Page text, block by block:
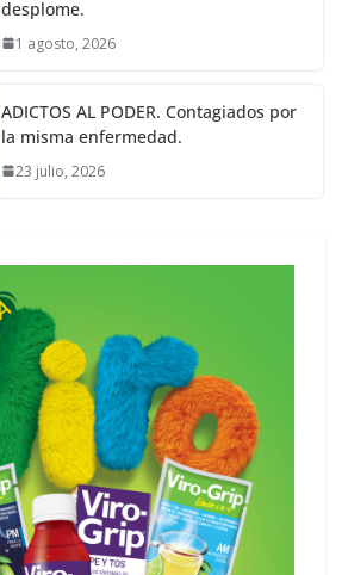
desplome.
1 agosto, 2026
ADICTOS AL PODER. Contagiados por
la misma enfermedad.
23 julio, 2026